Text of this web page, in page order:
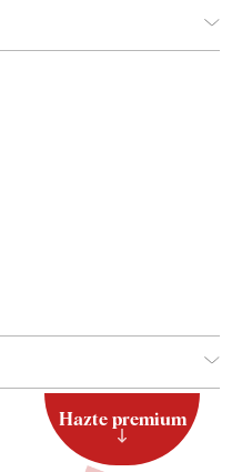
Hazte premium